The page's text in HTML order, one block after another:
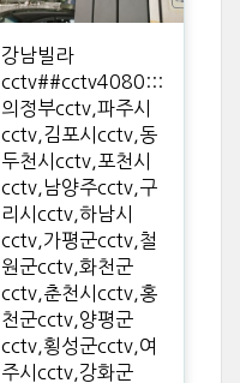
강남빌라
cctv##cctv4080:::
의정부cctv,파주시
cctv,김포시cctv,동
두천시cctv,포천시
cctv,남양주cctv,구
리시cctv,하남시
cctv,가평군cctv,철
원군cctv,화천군
cctv,춘천시cctv,홍
천군cctv,양평군
cctv,횡성군cctv,여
주시cctv,강화군